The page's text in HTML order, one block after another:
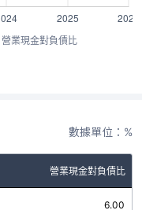
營業現金對負債比
數據單位：%
營業現金對負債比
6.00